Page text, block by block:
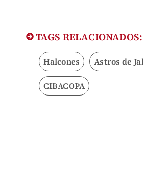
TAGS RELACIONADOS:
Halcones Astros de
CIBACOPA